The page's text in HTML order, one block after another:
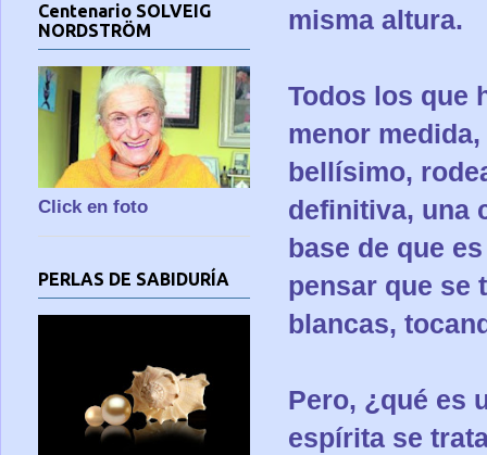
misma altura.
Todos los que
menor
bellísimo,
definitiva, una
base de que
pensar que se
blancas,
Pero, ¿qué es
espírita se
Centenario SOLVEIG
NORDSTRÖM
Click en foto
PERLAS DE SABIDURÍA